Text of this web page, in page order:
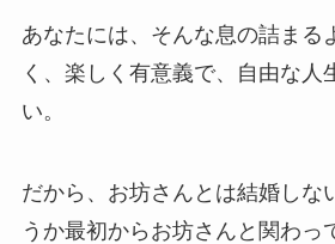
あなたには、そんな息の詰まる
く、楽しく有意義で、自由な人
い。
だから、お坊さんとは結婚しな
うか最初からお坊さんと関わっ